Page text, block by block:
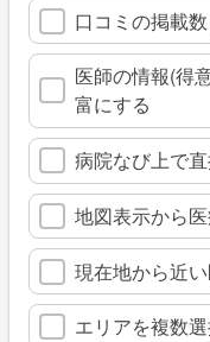
口コミの掲載
医師の情報(得
富にする
病院なび上で
地図表示から
現在地から近
エリアを複数